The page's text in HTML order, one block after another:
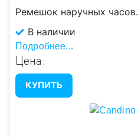
Ремешок наручных часов.
В наличии
Подробнее...
Цена:
КУПИТЬ